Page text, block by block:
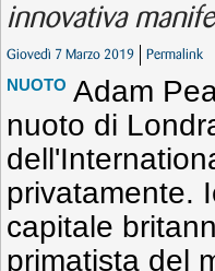
innovativa
Giovedì 7 Marzo 2019 Permalink
NUOTO Adam
nuoto di
privatamente.
capitale
primatista del